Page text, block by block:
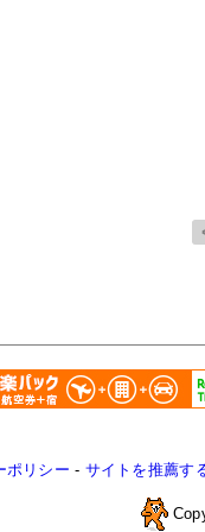
ポリシー - サイトを推薦す